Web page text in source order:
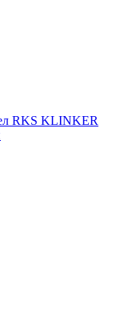
RKS KLINKER